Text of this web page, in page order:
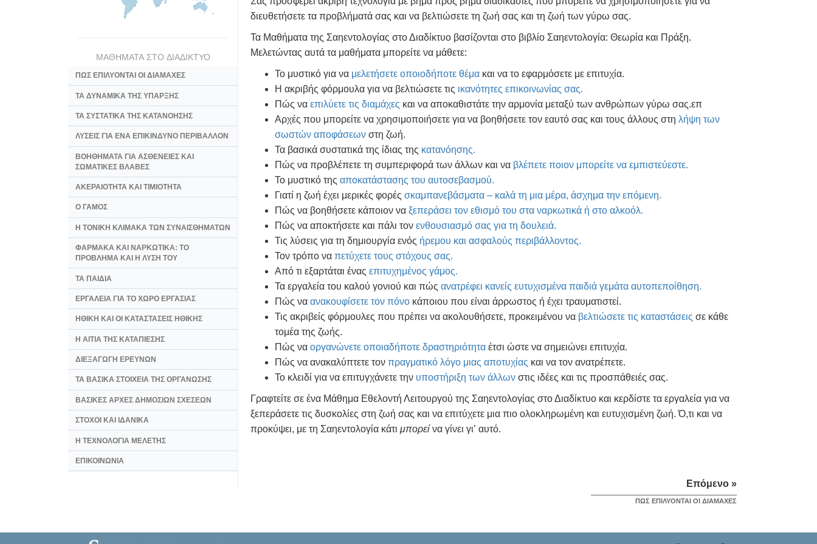
διευθετήσετε τα προβλήματά σας και να βελτιώσετε τη ζωή σας και τη ζωή των γύρω σας.
Τα Μαθήματα της Σαηεντολογίας στο Διαδίκτυο βασίζονται στο βιβλίο Σαηεντολογία: Θεωρία και Πράξη.
Μελετώντας αυτά τα μαθήματα μπορείτε να μάθετε:
Το μυστικό για να μελετήσετε οποιοδήποτε θέμα και να το εφαρμόσετε με επιτυχία.
Η ακριβής φόρμουλα για να βελτιώσετε τις ικανότητες επικοινωνίας σας.
Πώς να επιλύετε τις διαμάχες και να αποκαθιστάτε την αρμονία μεταξύ των ανθρώπων γύρω σας.επ
Αρχές που μπορείτε να χρησιμοποιήσετε για να βοηθήσετε τον εαυτό σας και τους άλλους στη λήψη των
σωστών αποφάσεων στη ζωή.
Τα βασικά συστατικά της ίδιας της κατανόησης.
Πώς να προβλέπετε τη συμπεριφορά των άλλων και να βλέπετε ποιον μπορείτε να εμπιστεύεστε.
Το μυστικό της αποκατάστασης του αυτοσεβασμού.
Γιατί η ζωή έχει μερικές φορές σκαμπανεβάσματα – καλά τη μια μέρα, άσχημα την επόμενη.
Πώς να βοηθήσετε κάποιον να ξεπεράσει τον εθισμό του στα ναρκωτικά ή στο αλκοόλ.
Πώς να αποκτήσετε και πάλι τον ενθουσιασμό σας για τη δουλειά.
Τις λύσεις για τη δημιουργία ενός ήρεμου και ασφαλούς περιβάλλοντος.
Τον τρόπο να πετύχετε τους στόχους σας.
Από τι εξαρτάται ένας επιτυχημένος γάμος.
Τα εργαλεία του καλού γονιού και πώς ανατρέφει κανείς ευτυχισμένα παιδιά γεμάτα αυτοπεποίθηση.
Πώς να ανακουφίσετε τον πόνο κάποιου που είναι άρρωστος ή έχει τραυματιστεί.
Τις ακριβείς φόρμουλες που πρέπει να ακολουθήσετε, προκειμένου να βελτιώσετε τις καταστάσεις σε κάθε
τομέα της ζωής.
Πώς να οργανώνετε οποιαδήποτε δραστηριότητα έτσι ώστε να σημειώνει επιτυχία.
Πώς να ανακαλύπτετε τον πραγματικό λόγο μιας αποτυχίας και να τον ανατρέπετε.
Το κλειδί για να επιτυγχάνετε την υποστήριξη των άλλων στις ιδέες και τις προσπάθειές σας.
Γραφτείτε σε ένα Μάθημα Εθελοντή Λειτουργού της Σαηεντολογίας στο Διαδίκτυο και κερδίστε τα εργαλεία για να
ξεπεράσετε τις δυσκολίες στη ζωή σας και να επιτύχετε μια πιο ολοκληρωμένη και ευτυχισμένη ζωή. Ό,τι και να
προκύψει, με τη Σαηεντολογία κάτι μπορεί να γίνει γι’ αυτό.
Επόμενο »
ΠΩΣ ΕΠΙΛΥΟΝΤΑΙ ΟΙ ΔΙΑΜΑΧΕΣ
ΜΑΘΗΜΑΤΑ ΣΤΟ ΔΙΑΔΙΚΤΥΟ
ΠΩΣ ΕΠΙΛΥΟΝΤΑΙ ΟΙ ΔΙΑΜΑΧΕΣ
ΤΑ ΔΥΝΑΜΙΚΑ ΤΗΣ ΥΠΑΡΞΗΣ
ΤΑ ΣΥΣΤΑΤΙΚΑ ΤΗΣ ΚΑΤΑΝΟΗΣΗΣ
ΛΥΣΕΙΣ ΓΙΑ ΕΝΑ ΕΠΙΚΙΝΔΥΝΟ ΠΕΡΙΒΑΛΛΟΝ
ΒΟΗΘΗΜΑΤΑ ΓΙΑ ΑΣΘΕΝΕΙΕΣ ΚΑΙ
ΣΩΜΑΤΙΚΕΣ ΒΛΑΒΕΣ
ΑΚΕΡΑΙΟΤΗΤΑ ΚΑΙ ΤΙΜΙΟΤΗΤΑ
Ο ΓΑΜΟΣ
Η ΤΟΝΙΚΗ ΚΛΙΜΑΚΑ ΤΩΝ ΣΥΝΑΙΣΘΗΜΑΤΩΝ
ΦΑΡΜΑΚΑ ΚΑΙ ΝΑΡΚΩΤΙΚΑ: ΤΟ
ΠΡΟΒΛΗΜΑ ΚΑΙ Η ΛΥΣΗ ΤΟΥ
ΤΑ ΠΑΙΔΙΑ
ΕΡΓΑΛΕΙΑ ΓΙΑ ΤΟ ΧΩΡΟ ΕΡΓΑΣΙΑΣ
ΗΘΙΚΗ ΚΑΙ ΟΙ ΚΑΤΑΣΤΑΣΕΙΣ ΗΘΙΚΗΣ
Η ΑΙΤΙΑ ΤΗΣ ΚΑΤΑΠΙΕΣΗΣ
ΔΙΕΞΑΓΩΓΗ ΕΡΕΥΝΩΝ
ΤΑ ΒΑΣΙΚΑ ΣΤΟΙΧΕΙΑ ΤΗΣ ΟΡΓΑΝΩΣΗΣ
ΒΑΣΙΚΕΣ ΑΡΧΕΣ ΔΗΜΟΣΙΩΝ ΣΧΕΣΕΩΝ
ΣΤΟΧΟΙ ΚΑΙ ΙΔΑΝΙΚΑ
Η ΤΕΧΝΟΛΟΓΙΑ ΜΕΛΕΤΗΣ
ΕΠΙΚΟΙΝΩΝΙΑ